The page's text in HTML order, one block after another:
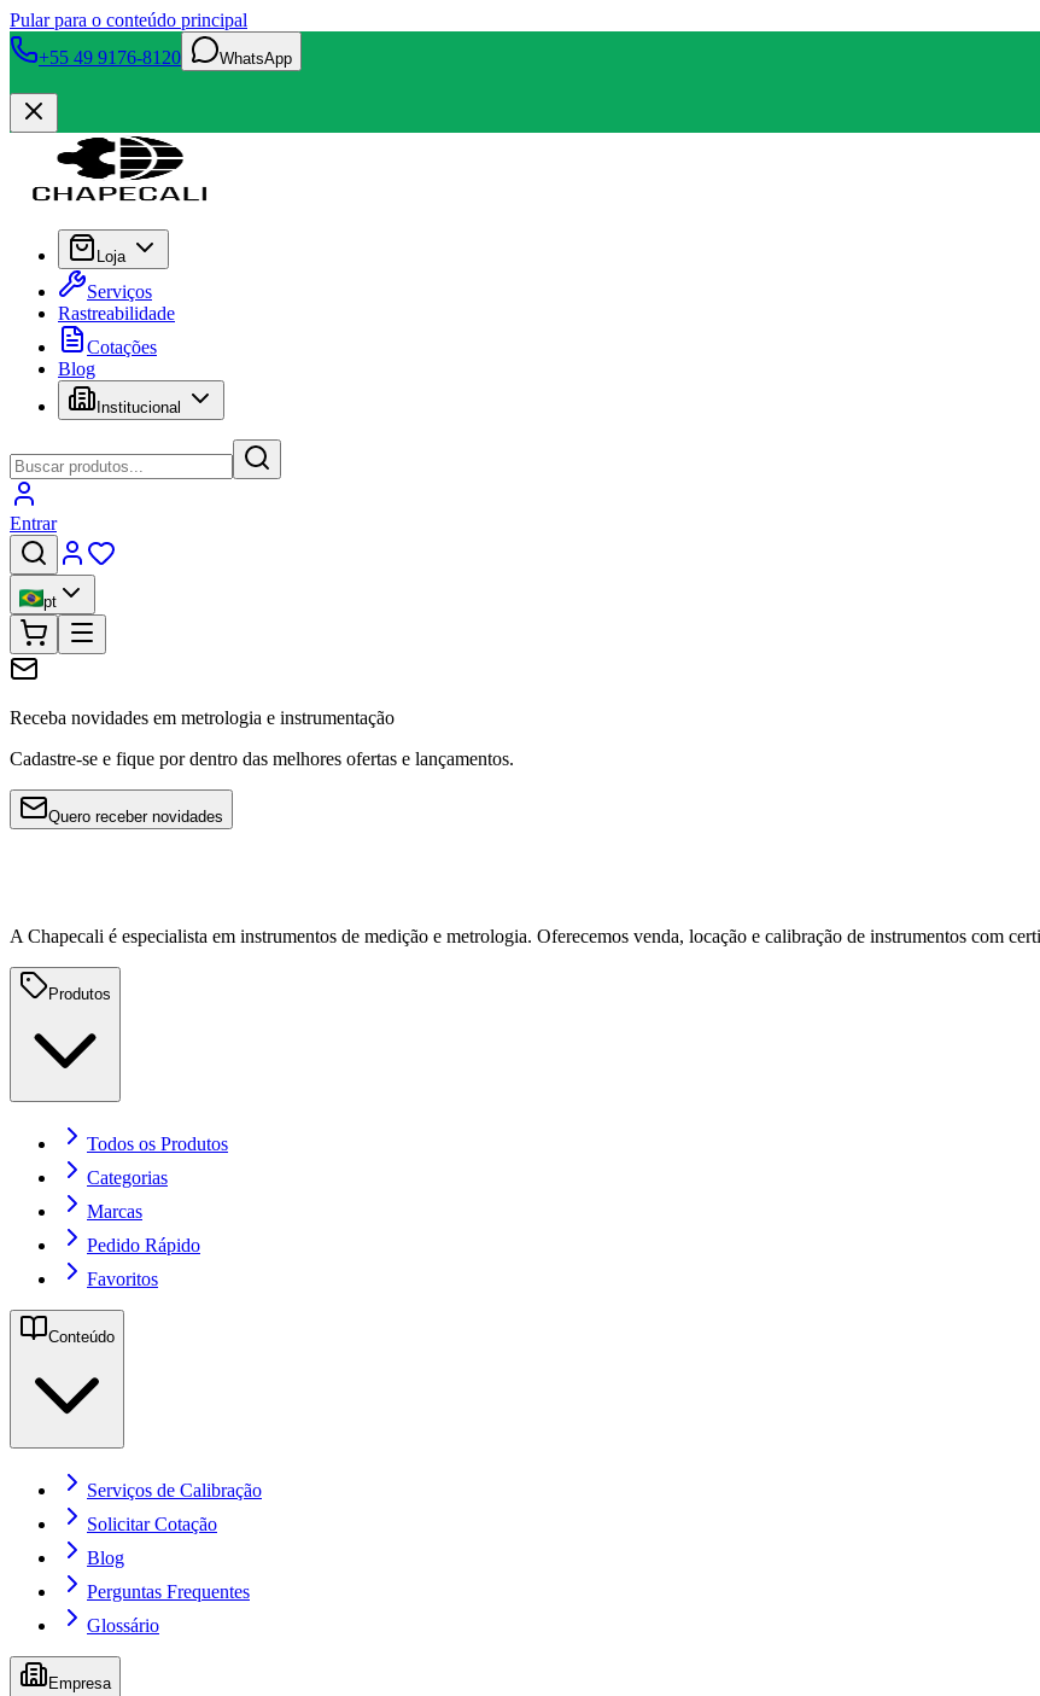
Pular para o conteúdo principal
+55 49 9176-8120
WhatsApp
Loja
Serviços
Rastreabilidade
Cotações
Blog
Institucional
Entrar
pt
Receba novidades em metrologia e instrumentação
Cadastre-se e fique por dentro das melhores ofertas e lançamentos.
Quero receber novidades
A Chapecali é especialista em instrumentos de medição e metrologia. Oferecemos venda, locação e calibração de instrumentos com
Produtos
Todos os Produtos
Categorias
Marcas
Pedido Rápido
Favoritos
Conteúdo
Serviços de Calibração
Solicitar Cotação
Blog
Perguntas Frequentes
Glossário
Empresa